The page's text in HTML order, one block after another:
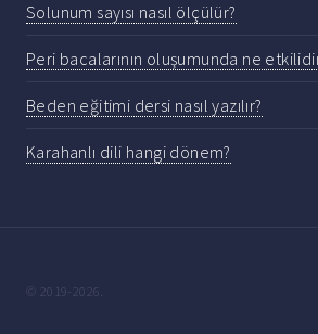
Solunum sayısı nasıl ölçülür?
Peri bacalarının oluşumunda ne
Beden eğitimi dersi nasıl yazılır?
Karahanlı dili hangi dönem?
© 2019-2026.